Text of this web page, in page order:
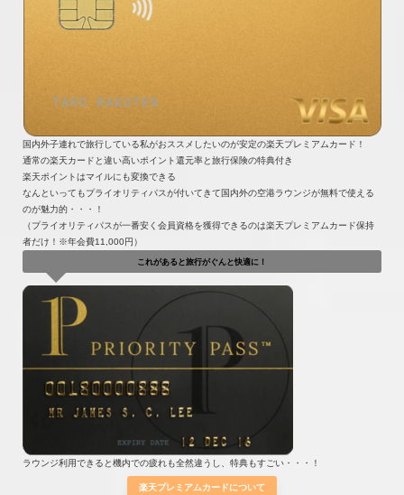
国内外子連れで旅行している私がおススメしたいのが安定の楽天プレミアムカード！
通常の楽天カードと違い高いポイント還元率と旅行保険の特典付き
楽天ポイントはマイルにも変換できる
なんといってもプライオリティパスが付いてきて国内外の空港ラウンジが無料で使える
のが魅力的・・・！
（プライオリティパスが一番安く会員資格を獲得できるのは楽天プレミアムカード保持
者だけ！※年会費11,000円）
これがあると旅行がぐんと快適に！
ラウンジ利用できると機内での疲れも全然違うし、特典もすごい・・・！
楽天プレミアムカードについて